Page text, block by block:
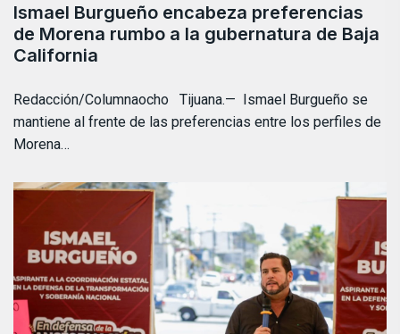
Ismael Burgueño encabeza preferencias
de Morena rumbo a la gubernatura de Baja
California
Redacción/Columnaocho Tijuana.— Ismael Burgueño se
mantiene al frente de las preferencias entre los perfiles de
Morena…